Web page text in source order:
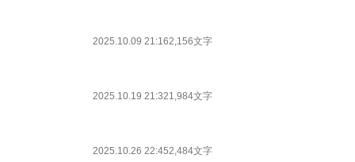
2025.10.09 21:162,156文字
2025.10.19 21:321,984文字
2025.10.26 22:452,484文字